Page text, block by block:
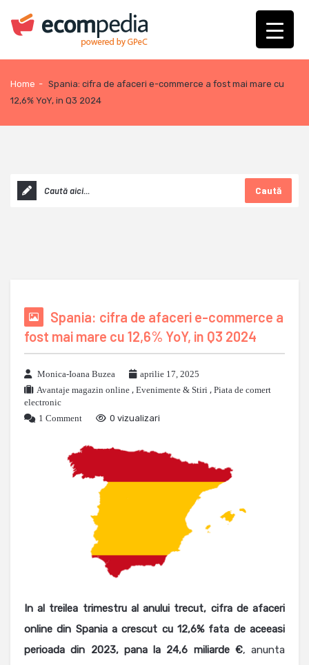
Home - Spania: cifra de afaceri e-commerce a fost mai mare cu
12,6% YoY, in Q3 2024
Caută
Spania: cifra de afaceri e-commerce a
fost mai mare cu 12,6% YoY, in Q3 2024
Monica-Ioana Buzea
aprilie 17, 2025
Avantaje magazin online , Evenimente & Stiri , Piata de comert
electronic
1 Comment
0 vizualizari
In al treilea trimestru al anului trecut, cifra de afaceri
online din Spania a crescut cu 12,6% fata de aceeasi
perioada din 2023, pana la 24,6 miliarde €, anunta